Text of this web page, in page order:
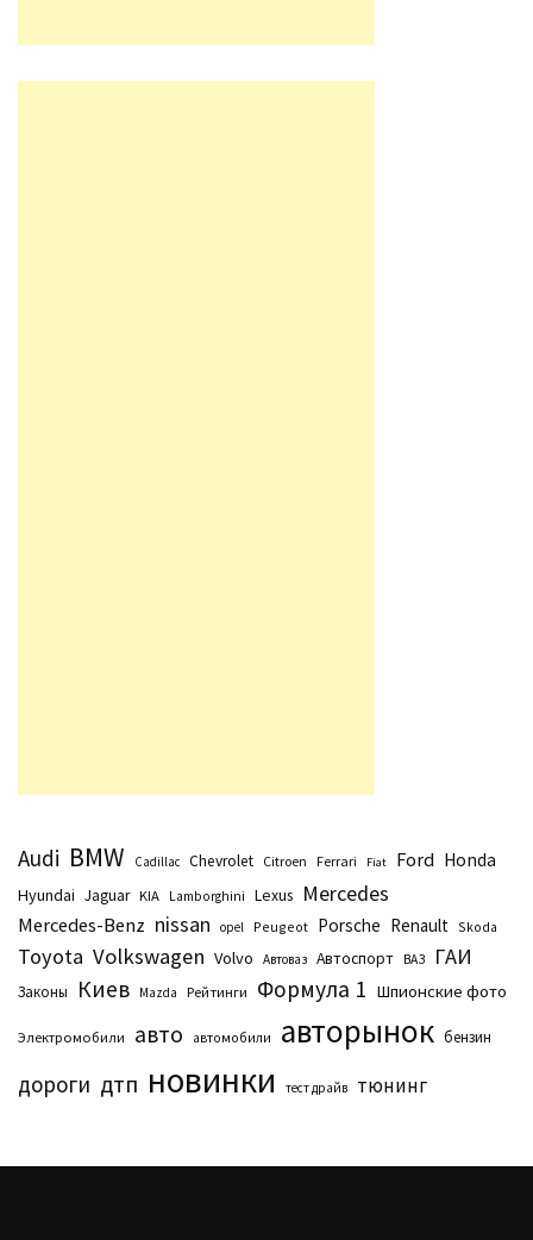
Audi BMW Cadillac Chevrolet Citroen Ferrari Fiat Ford Honda
Hyundai Jaguar KIA Lamborghini Lexus Mercedes
Mercedes-Benz nissan opel Peugeot Porsche Renault Skoda
Toyota Volkswagen Volvo Автоваз Автоспорт ВАЗ ГАИ
Законы Киев Маzda Рейтинги Формула 1 Шпионские фото
Электромобили авто автомобили авторынок бензин
дороги дтп новинки тест драйв тюнинг